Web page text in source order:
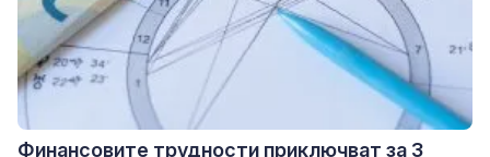
Финансовите трудности приключват за 3